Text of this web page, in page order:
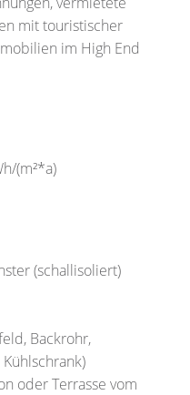
mit touristischer
im High End
(m²*a)
(schallisoliert)
Backrohr,
oder Terrasse vom